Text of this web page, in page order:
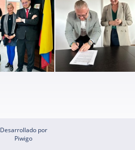
Desarrollado por
Piwigo